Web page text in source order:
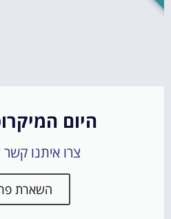
היום
צרו איתנו קשר
השארת